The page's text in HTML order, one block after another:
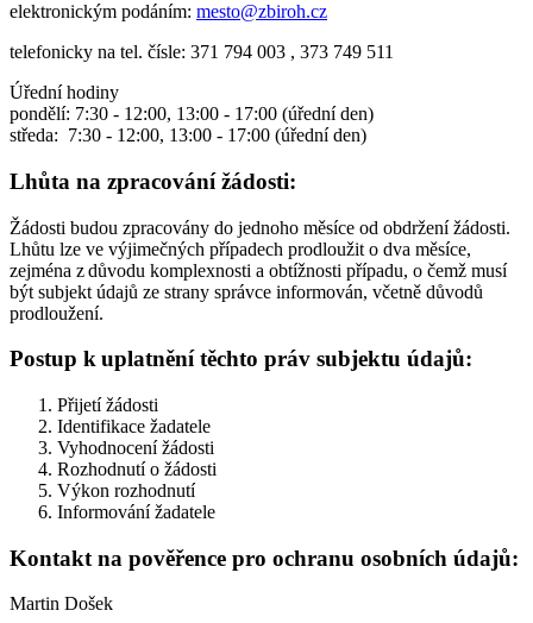
elektronickým podáním: mesto@zbiroh.cz
telefonicky na tel. čísle: 371 794 003 , 373 749 511
Úřední hodiny
pondělí: 7:30 - 12:00, 13:00 - 17:00 (úřední den)
středa: 7:30 - 12:00, 13:00 - 17:00 (úřední den)
Lhůta na zpracování žádosti:
Žádosti budou zpracovány do jednoho měsíce od obdržení žádosti.
Lhůtu lze ve výjimečných případech prodloužit o dva měsíce,
zejména z důvodu komplexnosti a obtížnosti případu, o čemž musí
být subjekt údajů ze strany správce informován, včetně důvodů
prodloužení.
Postup k uplatnění těchto práv subjektu údajů:
Přijetí žádosti
Identifikace žadatele
Vyhodnocení žádosti
Rozhodnutí o žádosti
Výkon rozhodnutí
Informování žadatele
Kontakt na pověřence pro ochranu osobních údajů:
Martin Došek